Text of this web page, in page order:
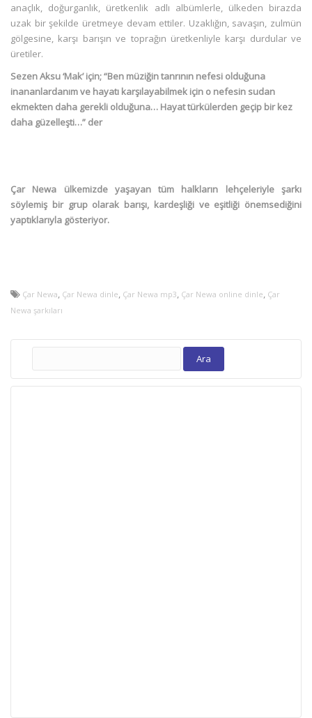
anaçlık, doğurganlık, üretkenlik adlı albümlerle, ülkeden birazda
uzak bir şekilde üretmeye devam ettiler. Uzaklığın, savaşın, zulmün
gölgesine, karşı barışın ve toprağın üretkenliyle karşı durdular ve
üretiler.
Sezen Aksu ‘Mak’ için; “Ben müziğin tanrının nefesi olduğuna
inananlardanım ve hayatı karşılayabilmek için o nefesin sudan
ekmekten daha gerekli olduğuna… Hayat türkülerden geçip bir kez
daha güzelleşti…” der
Çar Newa ülkemizde yaşayan tüm halkların lehçeleriyle şarkı
söylemiş bir grup olarak barışı, kardeşliği ve eşitliği önemsediğini
yaptıklarıyla gösteriyor.
Çar Newa Çar Newa dinle Çar Newa mp3 Çar Newa online dinle Çar
Newa şarkıları
Arama: